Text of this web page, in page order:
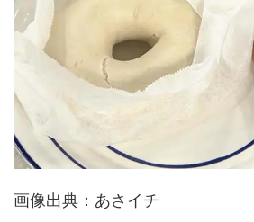
画像出典：あさイチ